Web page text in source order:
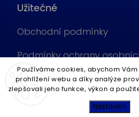
Používáme cookies, abychom
prohlížení webu a díky analýze
zlepšovali jeho funkce, výkon a
Nastavení
Užitečné
Obchodní podmínky
Podmínky ochrany
Cookies
Fish4Pets.